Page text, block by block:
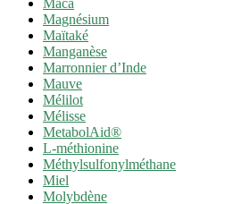
Maca
Magnésium
Maïtaké
Manganèse
Marronnier d’Inde
Mauve
Mélilot
Mélisse
MetabolAid®
L-méthionine
Méthylsulfonylméthane
Miel
Molybdène